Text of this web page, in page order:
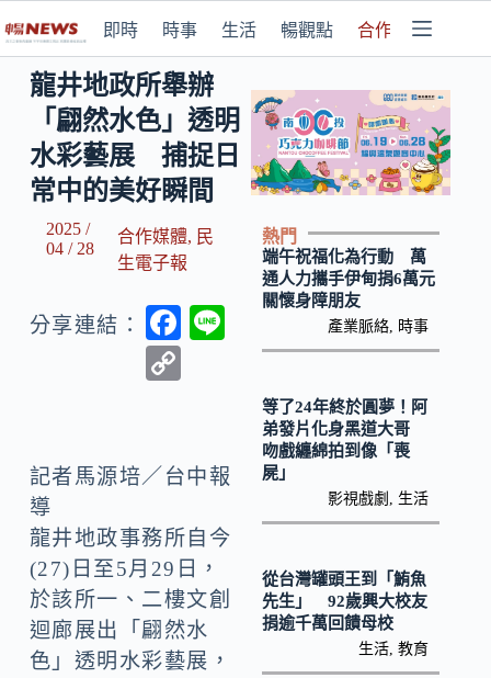
即時 時事 生活 暢觀點 合作媒體
龍井地政所舉辦
「翩然水色」透明
水彩藝展 捕捉日
常中的美好瞬間
2025 /
04 / 28
合作媒體, 民
生電子報
分享連結：
F
o
o
k
y
n
k
記者馬源培／台中報
導
龍井地政事務所自今
(27)日至5月29日，
於該所一、二樓文創
迴廊展出「翩然水
色」透明水彩藝展，
熱門
端午祝福化為行動 萬
通人力攜手伊甸捐6萬元
關懷身障朋友
產業脈絡 時事
等了24年終於圓夢！阿
弟發片化身黑道大哥
吻戲纏綿拍到像「喪
屍」
影視戲劇 生活
從台灣罐頭王到「鮪魚
先生」 92歲興大校友
捐逾千萬回饋母校
生活 ,教育